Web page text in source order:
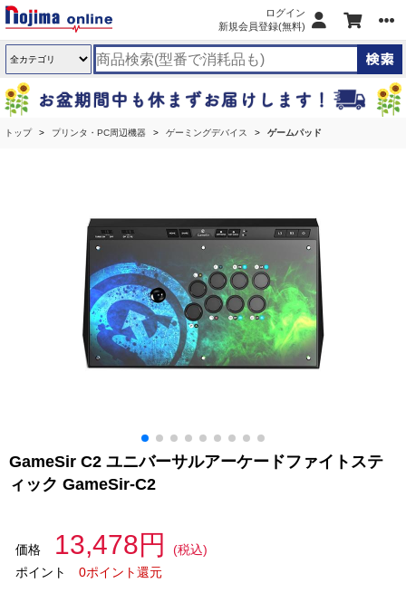
ログイン
新規会員登録(無料)
トップ プリンタ・PC周辺機器 ゲーミングデバイス ゲームパッド
GameSir C2 ユニバーサルアーケードファイトステ
ィック GameSir-C2
価格 13,478円
(税込)
ポイント
0ポイント還元